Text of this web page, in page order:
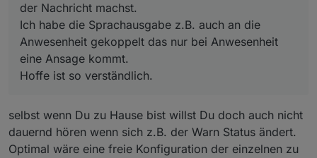
der Nachricht machst.
Ich habe die Sprachausgabe z.B. auch an die
Anwesenheit gekoppelt das nur bei Anwesenheit
eine Ansage kommt.
Hoffe ist so verständlich.
selbst wenn Du zu Hause bist willst Du doch auch nicht
dauernd hören wenn sich z.B. der Warn Status ändert.
Optimal wäre eine freie Konfiguration der einzelnen zu